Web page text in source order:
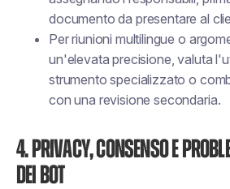
documento da presentare al
Per riunioni multilingue o
un'elevata precisione, valuta
strumento specializzato o
con una revisione secondaria.
4. Privacy, consenso e
dei bot